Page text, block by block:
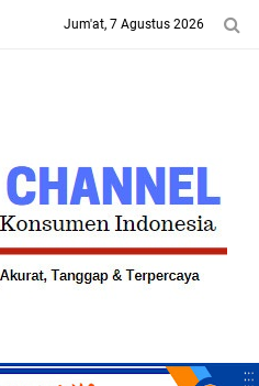
Jum'at, 7 Agustus 2026